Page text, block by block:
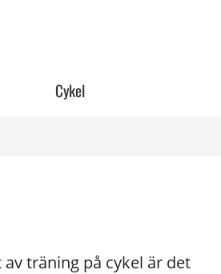
Cykel
träning på cykel är det